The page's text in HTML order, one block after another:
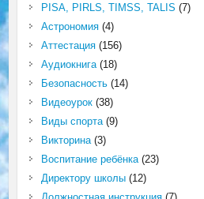
PISA, PIRLS, TIMSS, TALIS (7)
Астрономия(4)
Аттестация(156)
Аудиокнига(18)
Безопасность(14)
Видеоурок(38)
Виды спорта(9)
Викторина(3)
Воспитание ребёнка(23)
Директору школы(12)